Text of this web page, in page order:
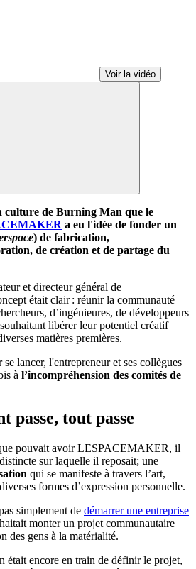
Voir la vidéo
culture de Burning Man que le
a eu l'idée de fonder un
) de fabrication,
de création et de partage du
et directeur général de
était clair : réunir la communauté
d’ingénieures, de développeurs
libérer leur potentiel créatif
matières premières.
lancer, l'entrepreneur et ses collègues
à l’incompréhension des comités de
passe, tout passe
pouvait avoir LESPACEMAKER, il
sur laquelle il reposait; une
qui se manifeste à travers l’art,
formes d’expression personnelle.
simplement de démarrer une entreprise
monter un projet communautaire
des gens à la matérialité.
était encore en train de définir le projet,